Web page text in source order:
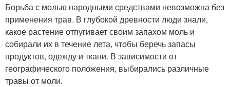
Борьба с молью народными средствами невозможна без
применения трав. В глубокой древности люди знали,
какое растение отпугивает своим запахом моль и
собирали их в течение лета, чтобы беречь запасы
продуктов, одежду и ткани. В зависимости от
географического положения, выбирались различные
травы от моли.